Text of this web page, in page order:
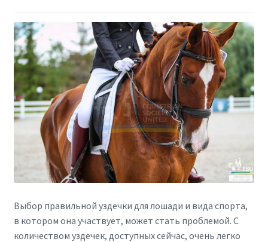
Выбор правильной уздечки для лошади и вида спорта,
в котором она участвует, может стать проблемой. С
количеством уздечек, доступных сейчас, очень легко